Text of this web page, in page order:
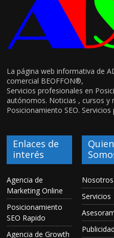
La página web informativa de
comercial BEOFFON®,
Servicios profesionales en
autónomos. Noticias , cursos y
Posicionamiento SEO.
Enlaces de
interés
Agencia de
Marketing Online
Posicionamiento
SEO Rapido
Agencia de Growth
Nosotros
Servicios
Publicidad